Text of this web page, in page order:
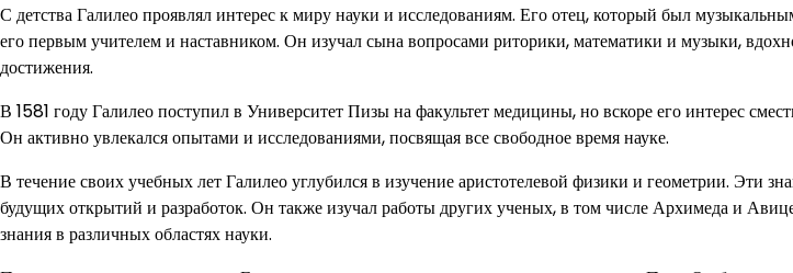
С детства Галилео проявлял интерес к миру науки и исследованиям. Его отец, который был
его первым учителем и наставником. Он изучал сына вопросами риторики, математики и музыки,
достижения.
В 1581 году Галилео поступил в Университет Пизы на факультет медицины, но вскоре его интерес
Он активно увлекался опытами и исследованиями, посвящая все свободное время науке.
В течение своих учебных лет Галилео углубился в изучение аристотелевой физики и геометрии. Эти
будущих открытий и разработок. Он также изучал работы других ученых, в том числе Архимеда и
знания в различных областях науки.